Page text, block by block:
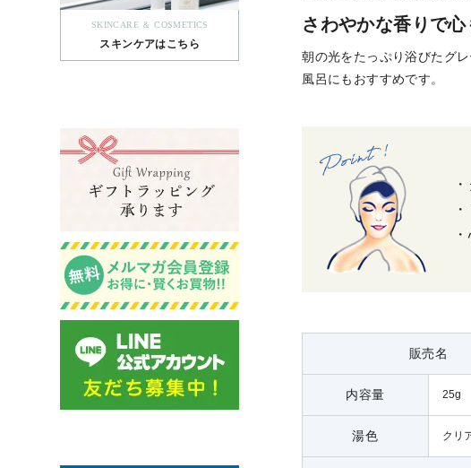
SKINCARE ＆ COSMETICS
スキンケアはこちら
さわやかな香りで
朝の光をたっぷり浴びたグ
風呂にもおすすめです。
販売名
内容量 25g
湯色 クリ